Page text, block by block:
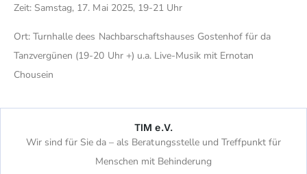
Zeit: Samstag, 17. Mai 2025, 19-21 Uhr
Ort: Turnhalle dees Nachbarschaftshauses Gostenhof für da
Tanzvergünen (19-20 Uhr +) u.a. Live-Musik mit Ernotan
Chousein
TIM e.V.
Wir sind für Sie da – als Beratungsstelle und Treffpunkt für
Menschen mit Behinderung